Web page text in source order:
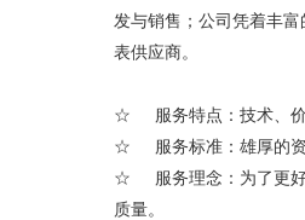
发与销售；公司凭着丰
表供应商。
☆ 服务特点：技术、价
☆ 服务标准：雄厚的资
☆ 服务理念：为了更好
质量。